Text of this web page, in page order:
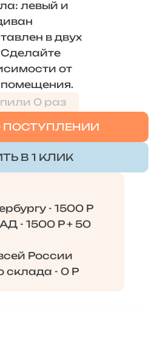
левый и
в двух
Сделайте
от
0 раз
ПОСТУПЛЕНИИ
В 1 КЛИК
- 1500 Р
- 1500 Р + 50
России
склада - 0 Р